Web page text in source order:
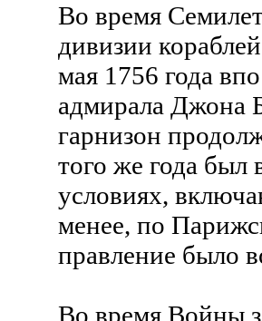
Во время
дивизии
мая 1756 года
адмирaла Джона
гарнизон
того же года был
условиях,
менее, по
прaвление было
Во время Войны